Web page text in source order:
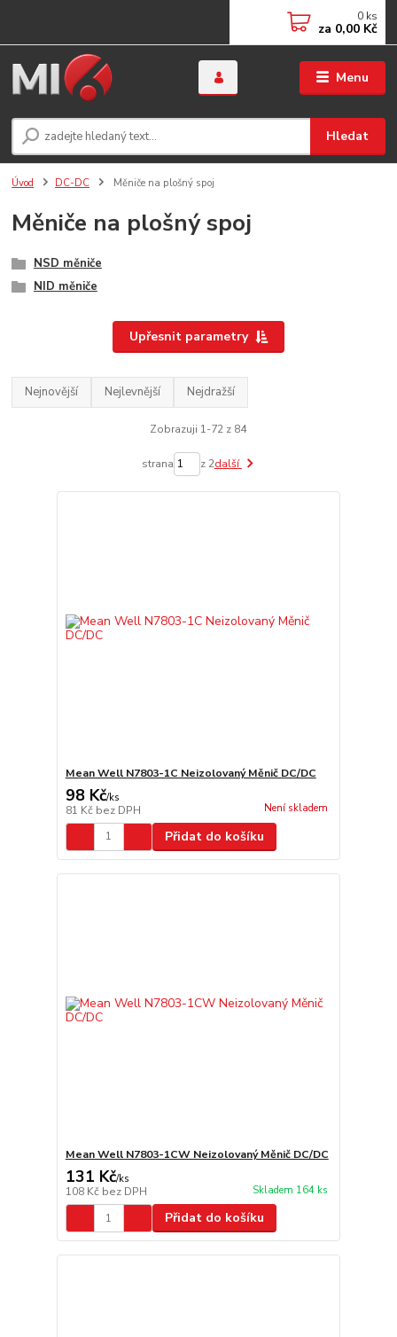
Menu
Hledat
0 ks
za 0,00 Kč
Úvod DC-DC Měniče na plošný spoj
Měniče na plošný spoj
NSD měniče
NID měniče
Upřesnit parametry
Nejnovější Nejlevnější Nejdražší
Zobrazuji 1-72 z 84
strana z 2další
Mean Well N7803-1C Neizolovaný Měnič DC/DC
98 Kč/ks
81 Kč bez DPH Není skladem
Přidat do košíku
Mean Well N7803-1CW Neizolovaný Měnič DC/DC
131 Kč/ks
108 Kč bez DPH Skladem 164 ks
Přidat do košíku